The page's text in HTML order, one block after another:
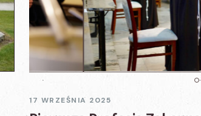
17 WRZEŚNIA 2025